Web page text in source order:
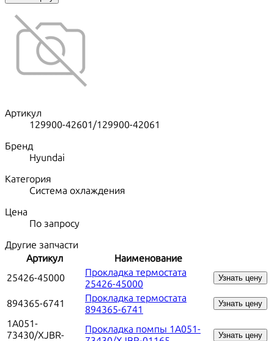
Артикул
129900-42601/129900-42061
Бренд
Hyundai
Категория
Система охлаждения
Цена
По запросу
Другие запчасти
Артикул
Наименование
25426-45000
Прокладка термостата
25426-45000
Узнать цену
894365-6741
Прокладка термостата
894365-6741
Узнать цену
1A051-
73430/XJBR-
Прокладка помпы 1A051-
Узнать цену